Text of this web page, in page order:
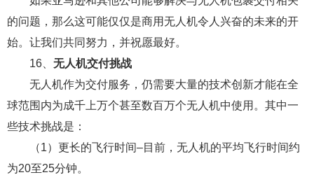
的问题，那么这可能仅仅是商用无人机令人兴奋的未来的开
始。让我们共同努力，并祝愿最好。
16、 无人机交付挑战
无人机作为交付服务，仍需要大量的技术创新才能在全
球范围内为成千上万个甚至数百万个无人机中使用。其中一
些技术挑战是：
（1）更长的飞行时间–目前，无人机的平均飞行时间约
为20至25分钟。